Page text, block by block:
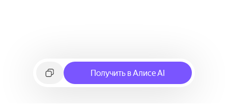
Получить в Алисе AI